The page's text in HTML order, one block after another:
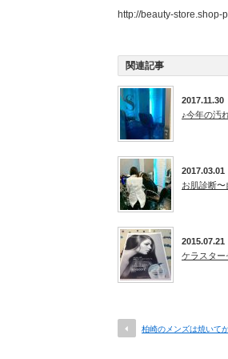
http://beauty-store.shop-
関連記事
2017.11.30
♪今年の汚
2017.03.01
お肌診断
2015.07.21
ケラスター
柏崎のメンズは焼いて